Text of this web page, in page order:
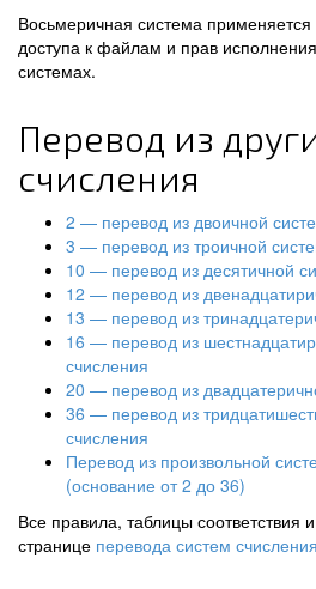
Восьмеричная система
доступа к файлам и прав
системах.
Перевод из
счисления
2 — перевод из двоичной
3 — перевод из троичной
10 — перевод из десятичной
12 — перевод из
13 — перевод из
16 — перевод из
счисления
20 — перевод из
36 — перевод из
счисления
Перевод из произвольной
(основание от 2 до 36)
Все правила, таблицы
странице перевода систем счисления